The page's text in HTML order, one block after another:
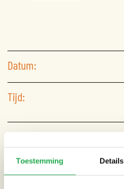
Toestemming Details
Datum:
Tijd:
Tuin